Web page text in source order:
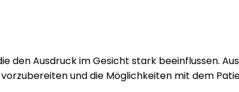
den Ausdruck im Gesicht stark beeinflussen.
und die Möglichkeiten mit dem